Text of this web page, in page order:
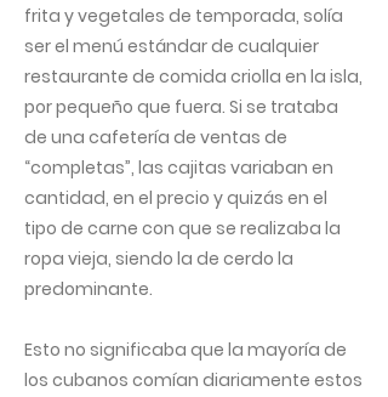
frita y vegetales de temporada, solía
ser el menú estándar de cualquier
restaurante de comida criolla en la isla,
por pequeño que fuera. Si se trataba
de una cafetería de ventas de
“completas”, las cajitas variaban en
cantidad, en el precio y quizás en el
tipo de carne con que se realizaba la
ropa vieja, siendo la de cerdo la
predominante.
Esto no significaba que la mayoría de
los cubanos comían diariamente estos